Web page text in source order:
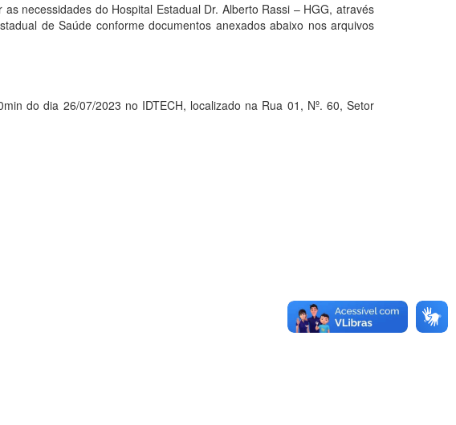
as necessidades do Hospital Estadual Dr. Alberto Rassi – HGG, através
de Saúde conforme documentos anexados abaixo nos arquivos
do dia 26/07/2023 no IDTECH, localizado na Rua 01, Nº. 60, Setor